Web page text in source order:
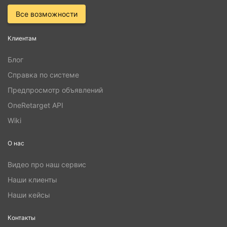
Все возможности
Клиентам
Блог
Справка по системе
Предпросмотр объявлений
OneRetarget API
Wiki
О нас
Видео про наш сервис
Наши клиенты
Наши кейсы
Контакты